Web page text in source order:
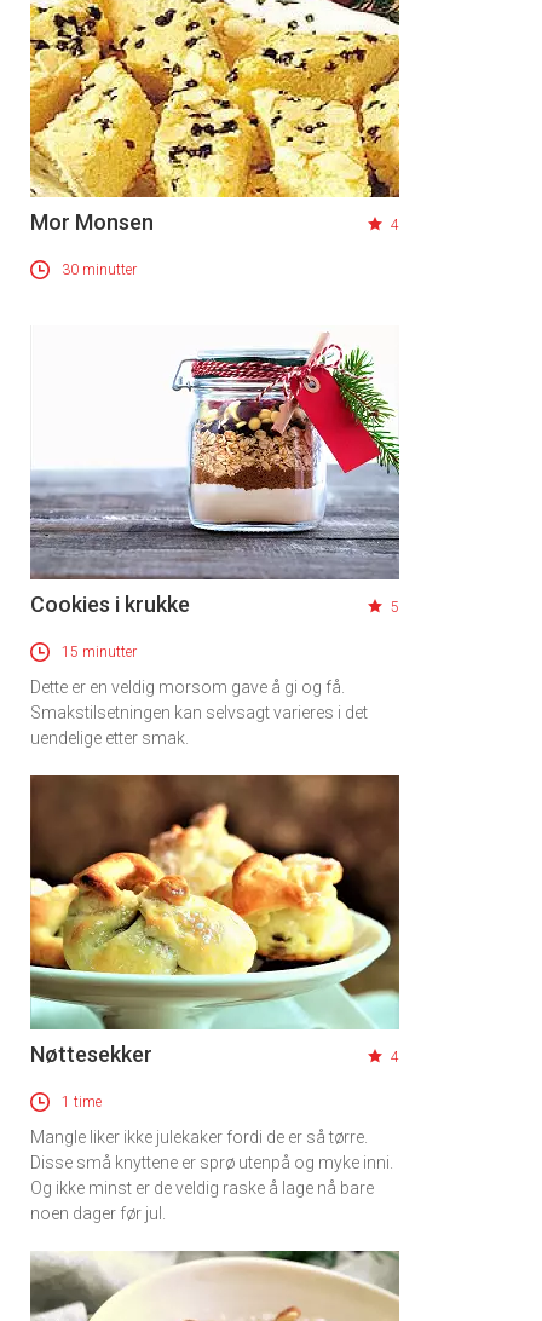
Mor Monsen 4
30 minutter
Cookies i krukke 5
15 minutter
Dette er en veldig morsom gave å gi og få.
Smakstilsetningen kan selvsagt varieres i det
uendelige etter smak.
Nøttesekker 4
1 time
Mangle liker ikke julekaker fordi de er så tørre.
Disse små knyttene er sprø utenpå og myke inni.
Og ikke minst er de veldig raske å lage nå bare
noen dager før jul.